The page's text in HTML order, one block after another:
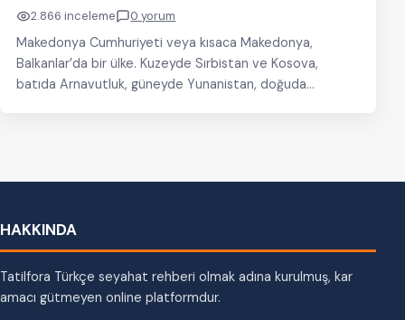
2.866 inceleme 0 yorum
Makedonya Cumhuriyeti veya kısaca Makedonya,
Balkanlar’da bir ülke. Kuzeyde Sırbistan ve Kosova,
batıda Arnavutluk, güneyde Yunanistan, doğuda
HAKKINDA
Tatilfora Türkçe seyahat rehberi olmak adına kurulmuş, kar
amacı gütmeyen online platformdur.